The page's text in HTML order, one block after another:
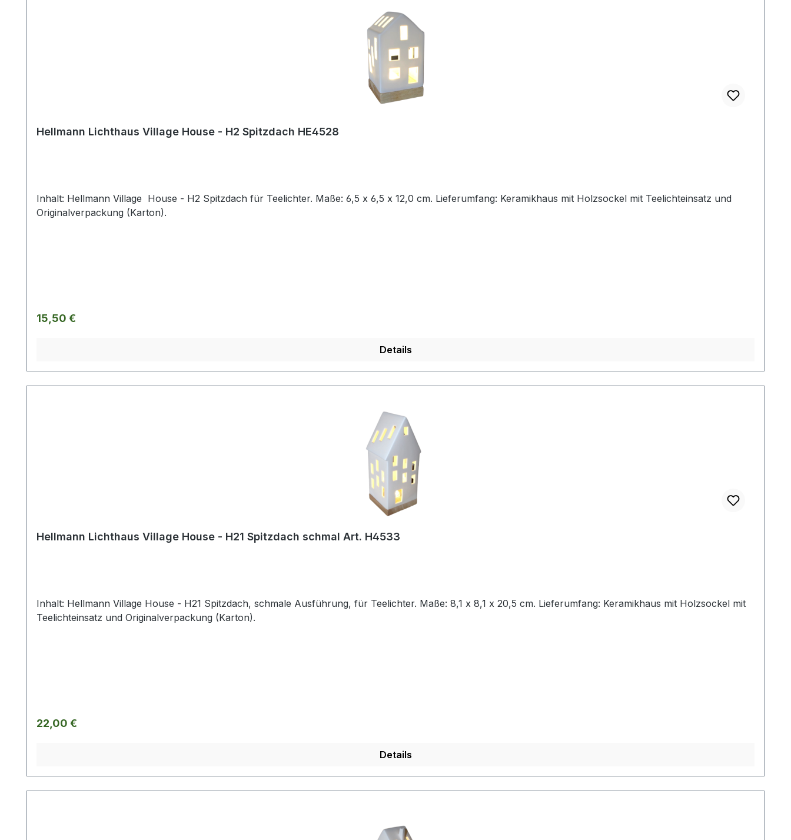
Hellmann Lichthaus Village House - H2 Spitzdach HE4528
Inhalt: Hellmann Village House - H2 Spitzdach für Teelichter. Maße: 6,5 x 6,5 x 12,0 cm. Lieferumfang: Keramikhaus mit Holzsockel mit Teelichteinsatz und
Originalverpackung (Karton).
Regulärer Preis:
15,50 €
Details
Hellmann Lichthaus Village House - H21 Spitzdach schmal Art. H4533
Inhalt: Hellmann Village House - H21 Spitzdach, schmale Ausführung, für Teelichter. Maße: 8,1 x 8,1 x 20,5 cm. Lieferumfang: Keramikhaus mit Holzsockel mit
Teelichteinsatz und Originalverpackung (Karton).
Regulärer Preis:
22,00 €
Details